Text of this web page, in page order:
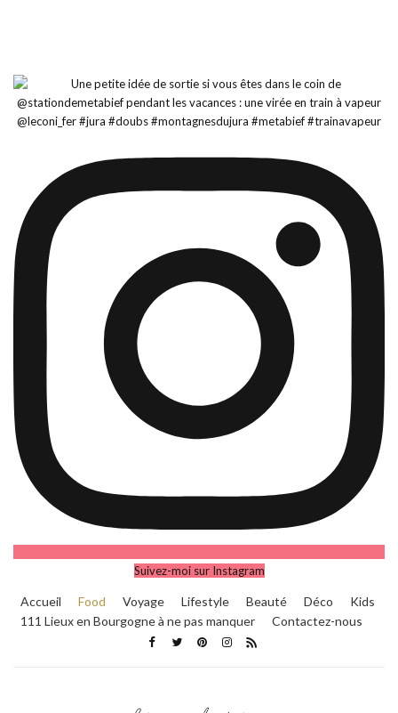
Suivez-moi sur Instagram
Accueil Food Voyage Lifestyle Beauté Déco
Kids
111 Lieux en Bourgogne à ne pas manquer
Contactez-nous